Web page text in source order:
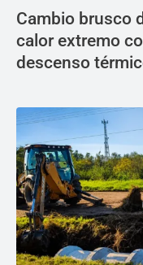
Cambio brusco
calor extremo
descenso